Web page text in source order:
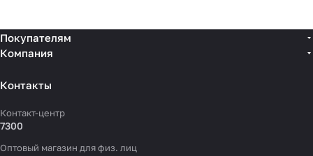
Покупателям
Компания
Контакты
Контакт-центр
7300
Оптовый магазин для физ. лиц